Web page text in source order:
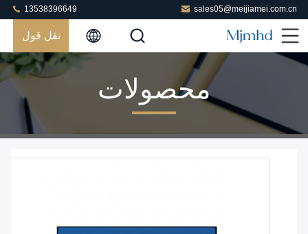
sales05@meijiamei.com.cn
13538396649
نقل قول
محصولات